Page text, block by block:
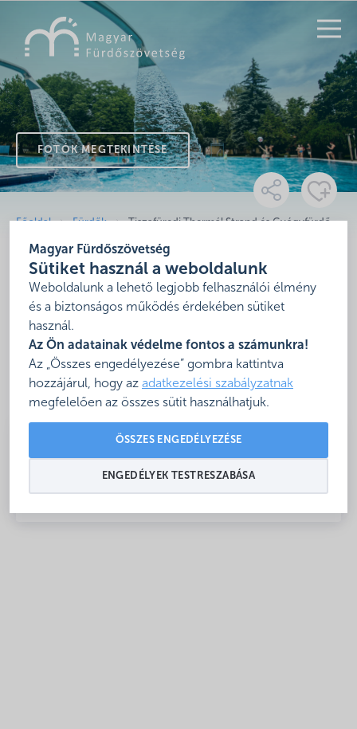
Magyar Fürdőszövetség
Sütiket használ a weboldalunk
Weboldalunk a lehető legjobb felhasználói élmény
és a biztonságos működés érdekében sütiket
használ.
Az Ön adatainak védelme fontos a számunkra!
Az „Összes engedélyezése” gombra kattintva
hozzájárul, hogy az adatkezelési szabályzatnak
megfelelően az összes sütit használhatjuk.
ÖSSZES ENGEDÉLYEZÉSE
ENGEDÉLYEK TESTRESZABÁSA
FOTÓK MEGTEKINTÉSE
Főoldal Fürdők Tiszafüredi Thermál Strand és Gyógyfürdő
Tiszafüredi Thermál Strand
és Gyógyfürdő
5350 Tiszafüred, 5350 Tiszafüred, Poroszlói út 2.
Mutasd térképen